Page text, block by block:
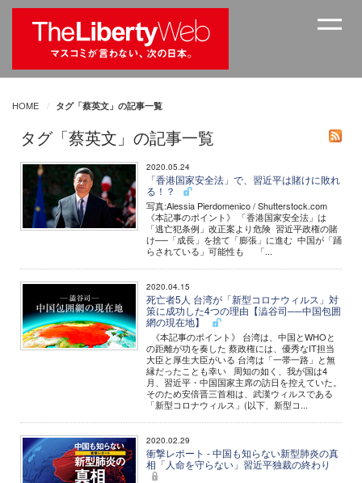
HOME タグ「蔡英文」の記事一覧
タグ「蔡英文」の記事一覧
2020.05.24
「香港国家安全法」で、習近平は賭けに敗れ
る！？
写真:Alessia Pierdomenico / Shutterstock.com
《本記事のポイント》 「香港国家安全法」は
「逃亡犯条例」改正案より危険 習近平政権の賭
け──「成長」を捨て「膨張」に進む 中国が「踊
らされている」可能性も 「...
2020.04.15
死亡者5人 台湾が「新型コロナウィルス」対
策に成功した4つの理由【澁谷司──中国包囲
網の現在地】
《本記事のポイント》 台湾は、中国とWHOと
の距離が功を奏した 蔡政権には、優秀なIT担当
大臣と厚生大臣がいる 台湾は「一帯一路」と無
縁だったことも幸い 周知の如く、我が国は4
月、習近平・中国国家主席の訪日を控えていた。
そのため安倍晋三首相は、武漢ウィルスである
「新型コロナウィルス」(以下、新型コ...
2020.02.29
衝撃レポート - 中国も知らない新型肺炎の真
相「人命を守らない」習近平独裁の終わり